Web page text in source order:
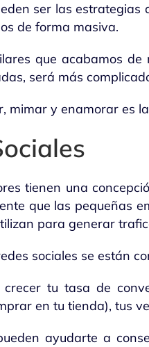
ser las estrategias
de forma masiva.
que acabamos
será más
mimar y enamorar es
tienen una
que las pequeñas
para generar
sociales se están
tu tasa de
en tu tienda), tus
ayudarte a